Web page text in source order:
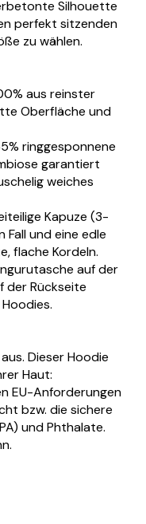
Silhouette
perfekt sitzenden
zu wählen.
aus reinster
Oberfläche und
ringgesponnene
garantiert
weiches
Kapuze (3-
und eine edle
flache Kordeln.
auf der
der Rückseite
Dieser Hoodie
Haut:
EU-Anforderungen
bzw. die sichere
und Phthalate.